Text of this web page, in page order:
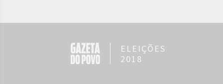
ELEIÇÕES
2018